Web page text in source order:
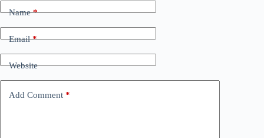
Name*
Email*
Website
Add Comment *